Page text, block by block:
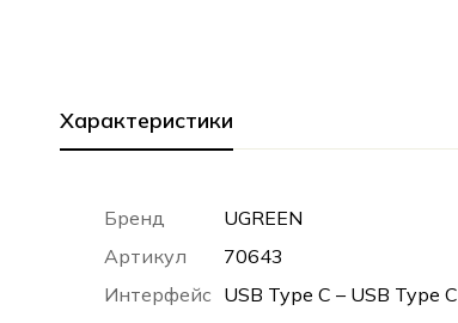
Характеристики
Бренд
UGREEN
Артикул
70643
Интерфейс USB Type C – USB Type C